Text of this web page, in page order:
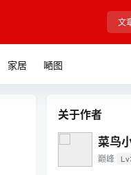
文
家居 嗮图
关于作者
菜鸟
巅峰